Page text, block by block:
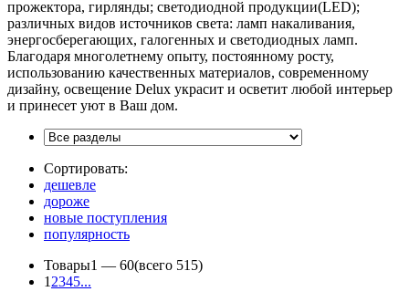
прожектора, гирлянды; светодиодной продукции(LED);
различных видов источников света: ламп накаливания,
энергосберегающих, галогенных и светодиодных ламп.
Благодаря многолетнему опыту, постоянному росту,
использованию качественных материалов, современному
дизайну, освещение Delux украсит и осветит любой интерьер
и принесет уют в Ваш дом.
Сортировать:
дешевле
дороже
новые поступления
популярность
Товары1 — 60(всего 515)
1 2345...